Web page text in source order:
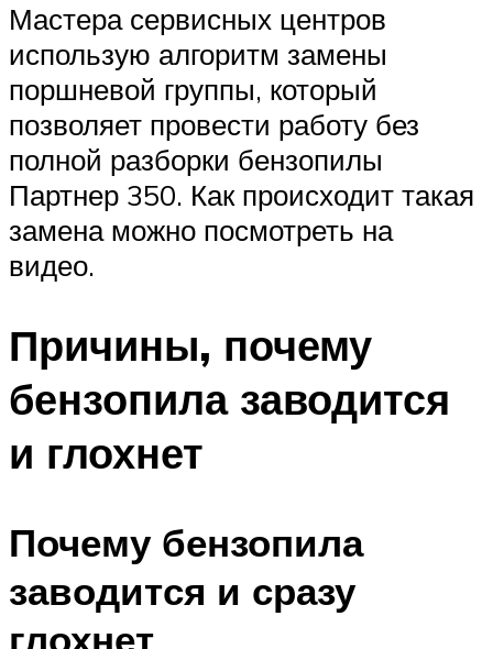
Мастера сервисных центров
использую алгоритм замены
поршневой группы, который
позволяет провести работу без
полной разборки бензопилы
Партнер 350. Как происходит такая
замена можно посмотреть на
видео.
Причины, почему
бензопила заводится
и глохнет
Почему бензопила
заводится и сразу